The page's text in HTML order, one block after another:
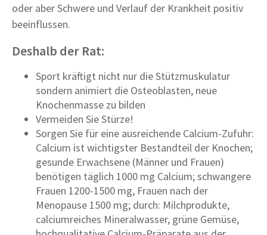
oder aber Schwere und Verlauf der Krankheit positiv
beeinflussen.
Deshalb der Rat:
Sport kräftigt nicht nur die Stützmuskulatur
sondern animiert die Osteoblasten, neue
Knochenmasse zu bilden
Vermeiden Sie Stürze!
Sorgen Sie für eine ausreichende Calcium-Zufuhr:
Calcium ist wichtigster Bestandteil der Knochen;
gesunde Erwachsene (Männer und Frauen)
benötigen täglich 1000 mg Calcium; schwangere
Frauen 1200-1500 mg, Frauen nach der
Menopause 1500 mg; durch: Milchprodukte,
calciumreiches Mineralwasser, grüne Gemüse,